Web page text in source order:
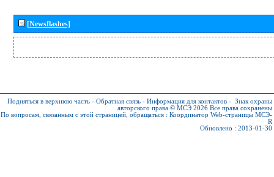
[Newsflashes]
Подняться в верхнюю часть - Обратная связь - Информация для контактов - Знак охраны
авторского права © МСЭ 2026 Все права сохранены
По вопросам, связанным с этой страницей, обращаться : Координатор Web-страницы МСЭ-
R
Обновлено : 2013-01-30